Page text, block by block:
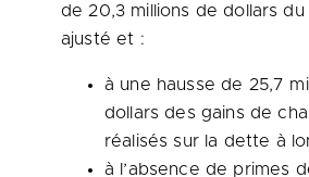
de 20,3 millions de dollars
ajusté et :
à une hausse de 25,7
dollars des gains de
réalisés sur la dette à
à l’absence de primes